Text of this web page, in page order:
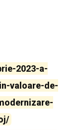
2023-a-
valoare-de-